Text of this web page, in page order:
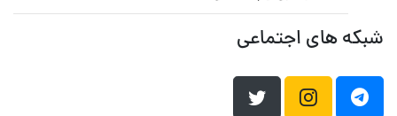
شبکه های اجتماعی